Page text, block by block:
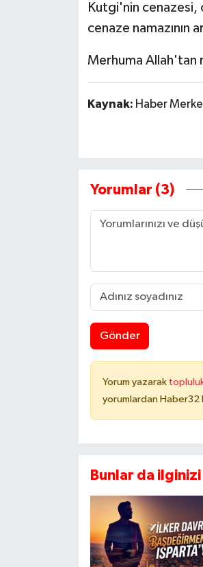
Kutgi'nin cenazesi,
cenaze namazının
Merhuma Allah'tan
Kaynak: Haber
Yorumlar (3)
Gönder
Yorum yazarak topluluk
yorumlardan Haber32
Bunlar da